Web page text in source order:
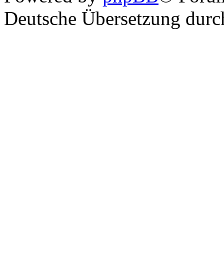
Deutsche Übersetzung